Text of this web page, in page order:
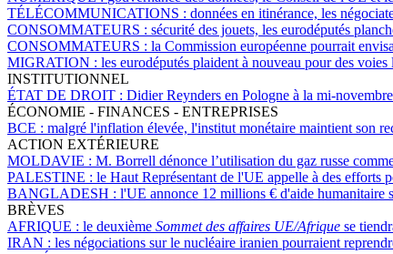
TÉLÉCOMMUNICATIONS : données en itinérance, les
CONSOMMATEURS : sécurité des jouets, les eurodéputés
CONSOMMATEURS : la Commission européenne pourrait
MIGRATION : les eurodéputés plaident à nouveau pour des
INSTITUTIONNEL
ÉTAT DE DROIT : Didier Reynders en Pologne à la mi-
ÉCONOMIE - FINANCES - ENTREPRISES
BCE : malgré l'inflation élevée, l'institut monétaire maintient son
ACTION EXTÉRIEURE
MOLDAVIE : M. Borrell dénonce l’utilisation du gaz russe
PALESTINE : le Haut Représentant de l'UE appelle à des efforts
BANGLADESH : l'UE annonce 12 millions € d'aide humanitaire
BRÈVES
AFRIQUE : le deuxième Sommet des affaires UE/Afrique se
IRAN : les négociations sur le nucléaire iranien pourraient